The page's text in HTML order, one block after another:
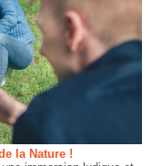
la Nature !